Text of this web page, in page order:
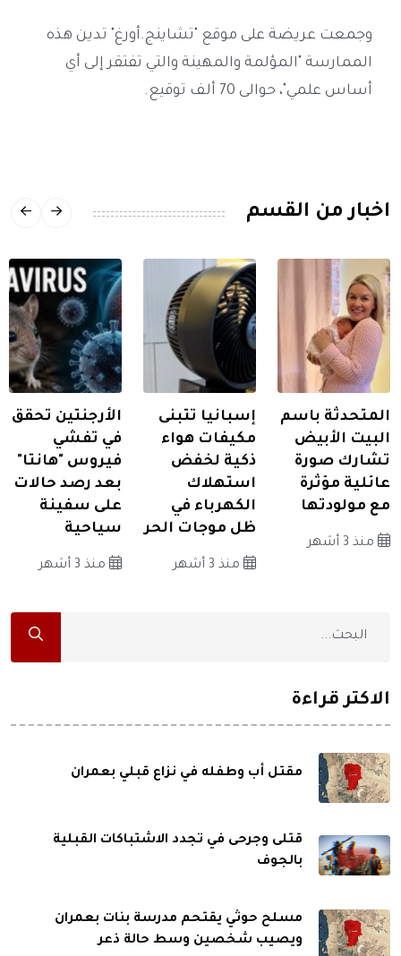
وجمعت عريضة على موقع "تشاينج.أورغ" تدين هذه
الممارسة "المؤلمة والمهينة والتي تفتقر إلى أي
أساس علمي"، حوالى 70 ألف توقيع.
اخبار من القسم
المتحدثة باسم
البيت الأبيض
تشارك صورة
عائلية مؤثرة
مع مولودتها
منذ 3 أشهر
إسبانيا تتبنى
مكيفات هواء
ذكية لخفض
استهلاك
الكهرباء في
ظل موجات الحر
منذ 3 أشهر
الأرجنتين تحقق
في تفشي
فيروس "هانتا"
بعد رصد حالات
على سفينة
سياحية
منذ 3 أشهر
الاكثر قراءة
مقتل أب وطفله في نزاع قبلي بعمران
قتلى وجرحى في تجدد الاشتباكات القبلية
بالجوف
مسلح حوثي يقتحم مدرسة بنات بعمران
ويصيب شخصين وسط حالة ذعر